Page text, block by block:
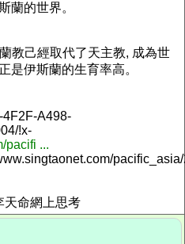
蘭的世界。
教己經取代了天主教, 成為世
是伊斯蘭的生育率高。
4F2F-A498-
!x-
pacifi ...
天命網上思考